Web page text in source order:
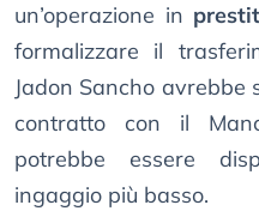
un’operazione in
formalizzare il
Jadon Sancho
contratto con il
potrebbe essere
ingaggio più basso.